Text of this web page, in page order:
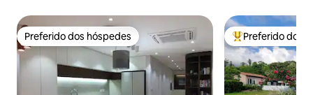
Preferido dos hóspedes
Preferido dos hóspedes Entre os
Preferido dos